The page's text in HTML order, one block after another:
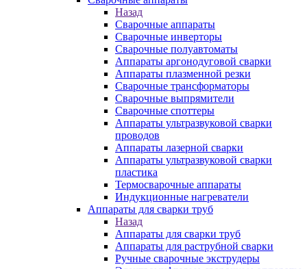
Назад
Сварочные аппараты
Сварочные инверторы
Сварочные полуавтоматы
Аппараты аргонодуговой сварки
Аппараты плазменной резки
Сварочные трансформаторы
Сварочные выпрямители
Сварочные споттеры
Аппараты ультразвуковой сварки
проводов
Аппараты лазерной сварки
Аппараты ультразвуковой сварки
пластика
Термосварочные аппараты
Индукционные нагреватели
Аппараты для сварки труб
Назад
Аппараты для сварки труб
Аппараты для раструбной сварки
Ручные сварочные экструдеры